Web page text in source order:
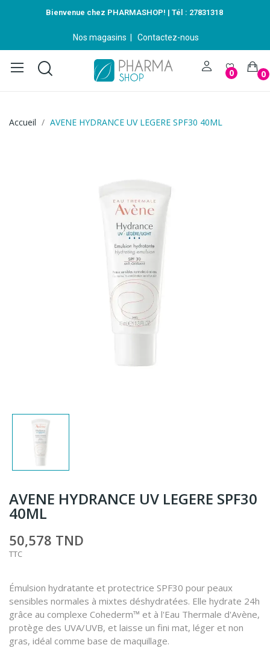
Bienvenue chez PHARMASHOP! | Tél : 27831318
Nos magasins Contactez-nous
0 0
Accueil AVENE HYDRANCE UV LEGERE SPF30 40ML
AVENE HYDRANCE UV LEGERE SPF30
40ML
50,578 TND
TTC
Émulsion hydratante et protectrice SPF30 pour peaux
sensibles normales à mixtes déshydratées. Elle hydrate 24h
grâce au complexe Cohederm™ et à l'Eau Thermale d'Avène,
protège des UVA/UVB, et laisse un fini mat, léger et non
gras, idéal comme base de maquillage.